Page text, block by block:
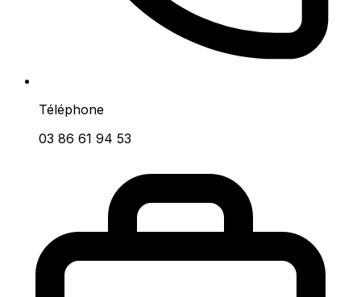
Téléphone
03 86 61 94 53